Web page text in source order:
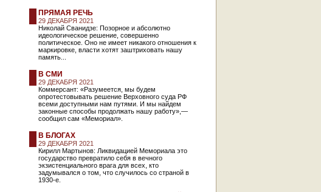
ПРЯМАЯ РЕЧЬ
29 ДЕКАБРЯ 2021
Николай Сванидзе: Позорное и абсолютно
идеологическое решение, совершенно
политическое. Оно не имеет никакого отношения к
маркировке, власти хотят заштриховать нашу
память...
В СМИ
29 ДЕКАБРЯ 2021
Коммерсант: «Разумеется, мы будем
опротестовывать решение Верховного суда РФ
всеми доступными нам путями. И мы найдем
законные способы продолжать нашу работу»,—
сообщил сам «Мемориал».
В БЛОГАХ
29 ДЕКАБРЯ 2021
Кирилл Мартынов: Ликвидацией Мемориала это
государство превратило себя в вечного
экзистенциального врага для всех, кто
задумывался о том, что случилось со страной в
1930-е.